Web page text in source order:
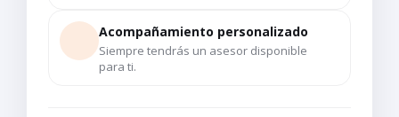
Acompañamiento personalizado
Siempre tendrás un asesor disponible
para ti.